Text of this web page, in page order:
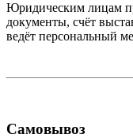
Юридическим лицам
документы, счёт
ведёт персональный
Самовывоз